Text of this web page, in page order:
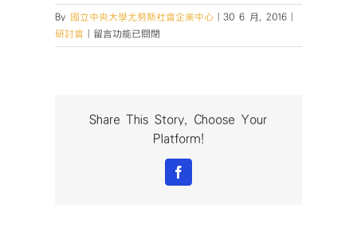
By 國立中央大學尤努斯社會企業中心 30 6 月, 2016
研討會
在
〈20160606-
獎-
留言功能已關閉
Share This Story, Choose Your
Platform!
Facebook